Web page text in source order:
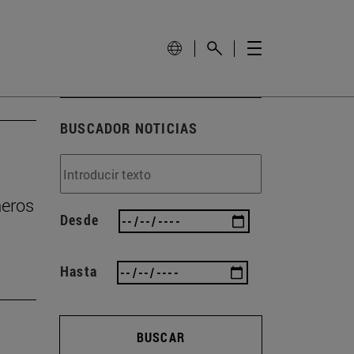
BUSCADOR NOTICIAS
Desde
Hasta
BUSCAR